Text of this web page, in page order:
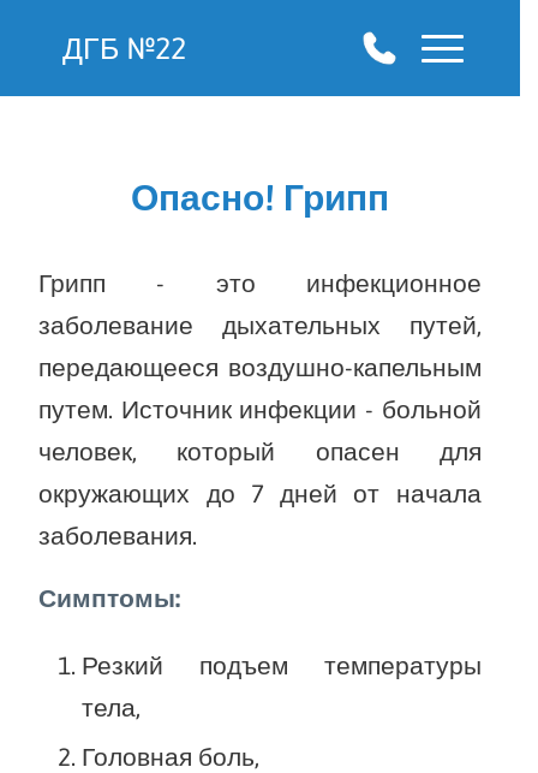
ДГБ №22
Опасно! Грипп
Грипп - это инфекционное
заболевание дыхательных путей,
передающееся воздушно-капельным
путем. Источник инфекции - больной
человек, который опасен для
окружающих до 7 дней от начала
заболевания.
Симптомы:
Резкий подъем температуры
тела,
Головная боль,